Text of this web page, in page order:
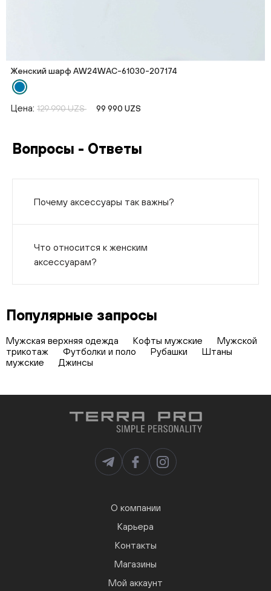
Женский шарф AW24WAC-61030-207174
Цена: 129 990 UZS 99 990 UZS
Вопросы - Ответы
Почему аксессуары так важны?
Что относится к женским
аксессуарам?
Популярные запросы
Мужская верхняя одежда Кофты мужские
Мужской
трикотаж
Футболки и поло Рубашки
Штаны
мужские
Джинсы
О компании
Карьера
Контакты
Магазины
Мой аккаунт